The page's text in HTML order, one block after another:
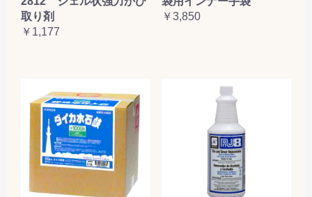
取り剤
￥1,177
￥3,850